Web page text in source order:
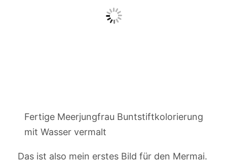
Fertige Meerjungfrau Buntstiftkolorierung
mit Wasser vermalt
Das ist also mein erstes Bild für den Mermai.